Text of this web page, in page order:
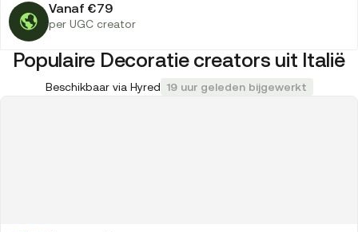
Vanaf €79
per UGC creator
Populaire Decoratie creators uit Italië
Beschikbaar via Hyred 19 uur geleden bijgewerkt